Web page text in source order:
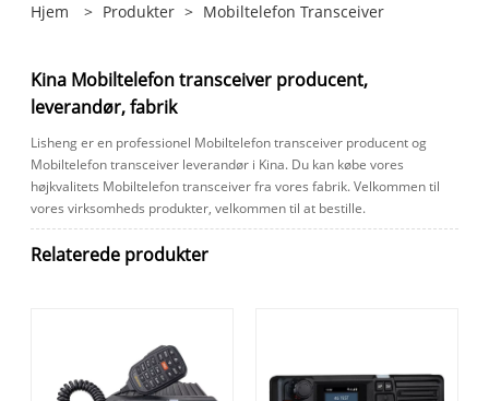
Hjem > Produkter > Mobiltelefon Transceiver
Kina Mobiltelefon transceiver producent,
leverandør, fabrik
Lisheng er en professionel Mobiltelefon transceiver producent og
Mobiltelefon transceiver leverandør i Kina. Du kan købe vores
højkvalitets Mobiltelefon transceiver fra vores fabrik. Velkommen til
vores virksomheds produkter, velkommen til at bestille.
Relaterede produkter